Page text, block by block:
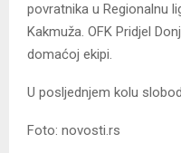
povratnika u Regionalnu
Kakmuža. OFK Pridjel
domaćoj ekipi.
U posljednjem kolu
Foto: novosti.rs